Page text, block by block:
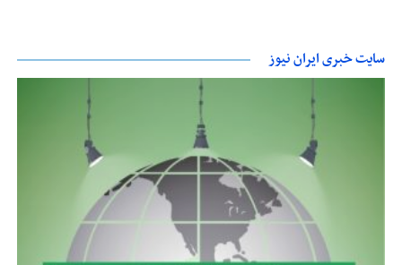
سایت خبری ایران نیوز